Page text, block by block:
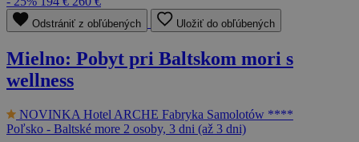
Odstrániť z obľúbených Uložiť do obľúbených
Mielno: Pobyt pri Baltskom mori s
wellness
NOVINKA Hotel ARCHE Fabryka Samolotów ****
Poľsko - Baltské more 2 osoby, 3 dni (až 3 dni)